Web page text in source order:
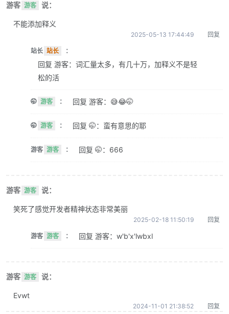
游客 游客 说：
不能添加释义
2025-05-13 17:44:49 回复
站长 站长 ：
回复 游客：词汇量太多，有几十万，加释义不是轻
松的活
🤭 游客 ： 回复 游客：😅😂🤭
🤭 游客 ： 回复 🤭：蛮有意思的耶
游客 游客 ： 回复 🤭：666
游客 游客 说：
笑死了感觉开发者精神状态非常美丽
2025-02-18 11:50:19 回复
游客 游客 ： 回复 游客：w'b'x'lwbxl
游客 游客 说：
Evwt
2024-11-01 21:38:52 回复